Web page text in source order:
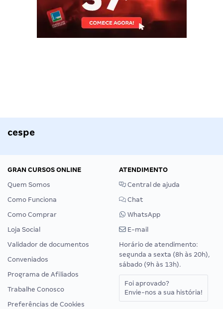
cespe
GRAN CURSOS ONLINE
Quem Somos
Como Funciona
Como Comprar
Loja Social
Validador de documentos
Conveniados
Programa de Afiliados
Trabalhe Conosco
Preferências de Cookies
ATENDIMENTO
Central de ajuda
Chat
WhatsApp
E-mail
Horário de atendimento:
segunda a sexta (8h às 20h),
sábado (9h às 13h).
Foi aprovado?
Envie-nos a sua história!